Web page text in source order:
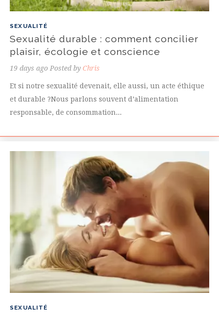
SEXUALITÉ
Sexualité durable : comment concilier
plaisir, écologie et conscience
19 days ago Posted by Chris
Et si notre sexualité devenait, elle aussi, un acte éthique
et durable ?Nous parlons souvent d’alimentation
responsable, de consommation...
SEXUALITÉ